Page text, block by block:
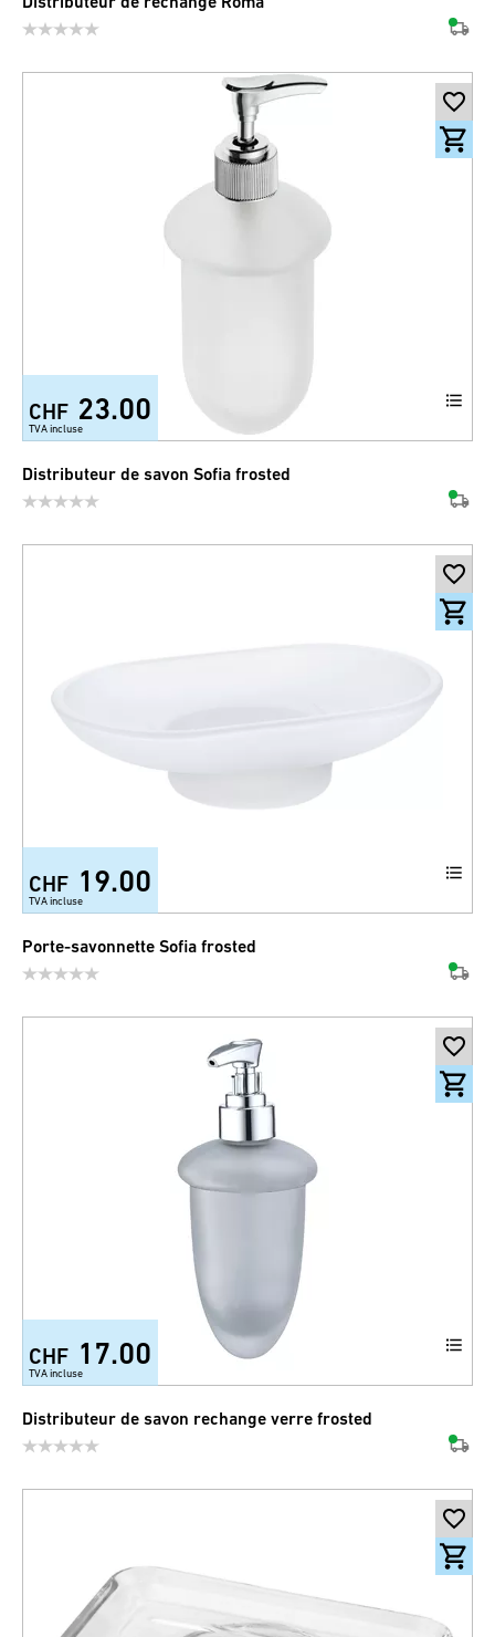
CHF 23.00
TVA incluse
Distributeur de savon Sofia frosted
CHF 19.00
TVA incluse
Porte-savonnette Sofia frosted
CHF 17.00
TVA incluse
Distributeur de savon rechange verre frosted